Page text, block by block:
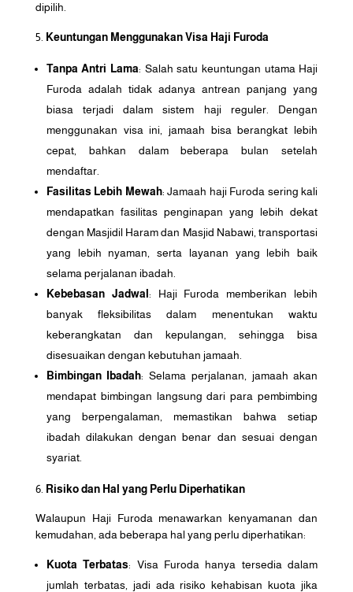
dipilih.
Keuntungan Menggunakan Visa Haji Furoda
Tanpa Antri Lama: Salah satu keuntungan utama Haji
Furoda adalah tidak adanya antrean panjang yang
biasa terjadi dalam sistem haji reguler. Dengan
menggunakan visa ini, jamaah bisa berangkat lebih
cepat, bahkan dalam beberapa bulan setelah
mendaftar.
Fasilitas Lebih Mewah: Jamaah haji Furoda sering kali
mendapatkan fasilitas penginapan yang lebih dekat
dengan Masjidil Haram dan Masjid Nabawi, transportasi
yang lebih nyaman, serta layanan yang lebih baik
selama perjalanan ibadah.
Kebebasan Jadwal : Haji Furoda memberikan lebih
banyak fleksibilitas dalam menentukan waktu
keberangkatan dan kepulangan, sehingga bisa
disesuaikan dengan kebutuhan jamaah.
Bimbingan Ibadah: Selama perjalanan, jamaah akan
mendapat bimbingan langsung dari para pembimbing
yang berpengalaman, memastikan bahwa setiap
ibadah dilakukan dengan benar dan sesuai dengan
syariat.
Risiko dan Hal yang Perlu Diperhatikan
Walaupun Haji Furoda menawarkan kenyamanan dan
kemudahan, ada beberapa hal yang perlu diperhatikan:
Kuota Terbatas: Visa Furoda hanya tersedia dalam
jumlah terbatas, jadi ada risiko kehabisan kuota jika